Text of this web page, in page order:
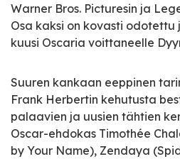
Warner Bros. Picturesin ja
Osa kaksi on kovasti odotettu
kuusi Oscaria voittaneelle
Suuren kankaan eeppinen
Frank Herbertin kehutusta
palaavien ja uusien tähtien
Oscar-ehdokas Timothée
by Your Name), Zendaya